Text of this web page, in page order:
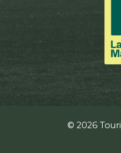
© 2026